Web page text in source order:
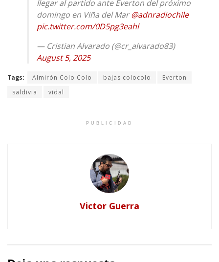
llegar al partido ante Everton del próximo
domingo en Viña del Mar@adnradiochile
pic.twitter.com/0D5pg3eahl
— Cristian Alvarado (@cr_alvarado83)
August 5, 2025
Tags: Almirón Colo Colo bajas colocolo
Everton
saldivia
vidal
PUBLICIDAD
Victor Guerra